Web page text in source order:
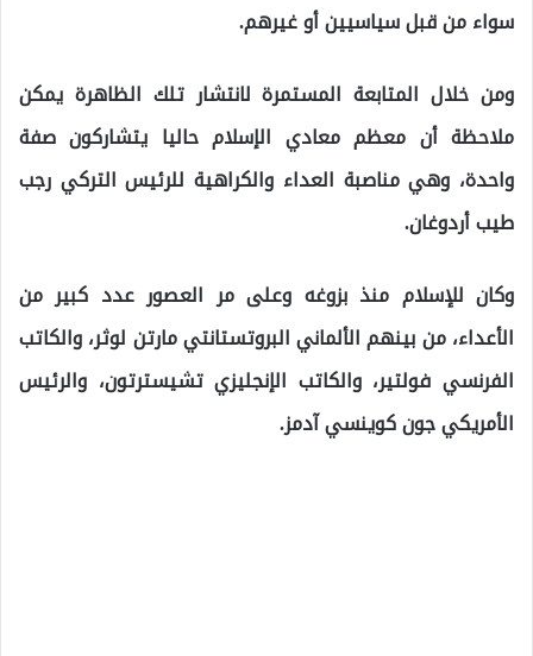
سواء من قبل سياسيين أو غيرهم.
ومن خلال المتابعة المستمرة لانتشار تلك الظاهرة يمكن
ملاحظة أن معظم معادي الإسلام حاليا يتشاركون صفة
واحدة، وهي مناصبة العداء والكراهية للرئيس التركي رجب
طيب أردوغان.
وكان للإسلام منذ بزوغه وعلى مر العصور عدد كبير من
الأعداء، من بينهم الألماني البروتستانتي مارتن لوثر، والكاتب
الفرنسي فولتير، والكاتب الإنجليزي تشيسترتون، والرئيس
الأمريكي جون كوينسي آدمز.